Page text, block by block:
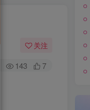
关注
143 7